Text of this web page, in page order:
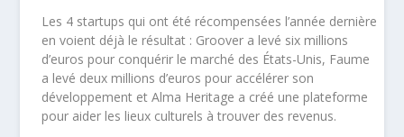
Les 4 startups qui ont été récompensées l’année dernière
en voient déjà le résultat : Groover a levé six millions
d’euros pour conquérir le marché des États-Unis, Faume
a levé deux millions d’euros pour accélérer son
développement et Alma Heritage a créé une plateforme
pour aider les lieux culturels à trouver des revenus.